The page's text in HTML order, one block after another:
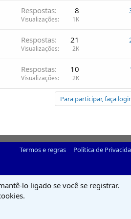
Respostas 8
Visualizações 1K
Respostas 21
Visualizações 2K
Respostas 10
Visualizações 2K
Para participar, faça
Termos e regras Política de
lo ligado se você se registrar.